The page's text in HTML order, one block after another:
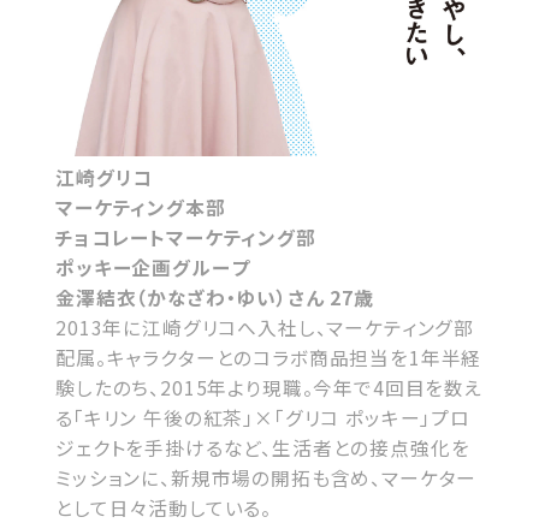
江崎グリコ
マーケティング本部
チョコレートマーケティング部
ポッキー企画グループ
金澤結衣（かなざわ・ゆい）さん 27歳
2013年に江崎グリコへ入社し、マーケティング部
配属。キャラクターとのコラボ商品担当を1年半経
験したのち、2015年より現職。今年で4回目を数え
る「キリン 午後の紅茶」×「グリコ ポッキー」プロ
ジェクトを手掛けるなど、生活者との接点強化を
ミッションに、新規市場の開拓も含め、マーケター
として日々活動している。